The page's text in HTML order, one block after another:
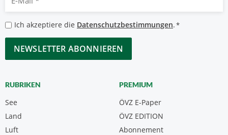
Mail
*
Datenschutzbestimmungen
*
Ich akzeptiere die Datenschutzbestimmungen.*
CAPTCHA
RUBRIKEN
See
Land
Luft
PREMIUM
ÖVZ E-Paper
Abonnement
ÖVZ EDITION